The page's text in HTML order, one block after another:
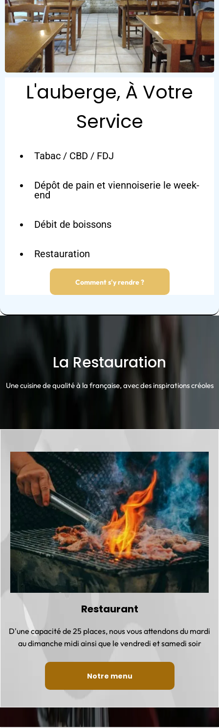
L'auberge, À Votre
Service
Tabac / CBD / FDJ
Dépôt de pain et viennoiserie le week-
end
Débit de boissons
Restauration
Comment s'y rendre ?
La Restauration
Une cuisine de qualité à la française, avec des inspirations créoles
Restaurant
D'une capacité de 25 places, nous vous attendons du mardi
au dimanche midi ainsi que le vendredi et samedi soir
Notre menu